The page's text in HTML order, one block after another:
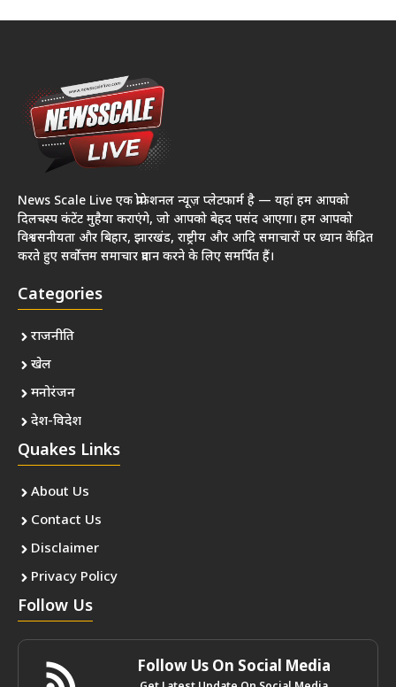
News Scale Live एक प्रोफेशनल न्यूज़ प्लेटफार्म है — यहां हम आपको
दिलचस्प कंटेंट मुहैया कराएंगे, जो आपको बेहद पसंद आएगा। हम आपको
विश्वसनीयता और बिहार, झारखंड, राष्ट्रीय और आदि समाचारों पर ध्यान केंद्रित
करते हुए सर्वोत्तम समाचार प्रदान करने के लिए समर्पित हैं।
Categories
राजनीति
खेल
मनोरंजन
देश-विदेश
Quakes Links
About Us
Contact Us
Disclaimer
Privacy Policy
Follow Us
Follow Us On Social Media